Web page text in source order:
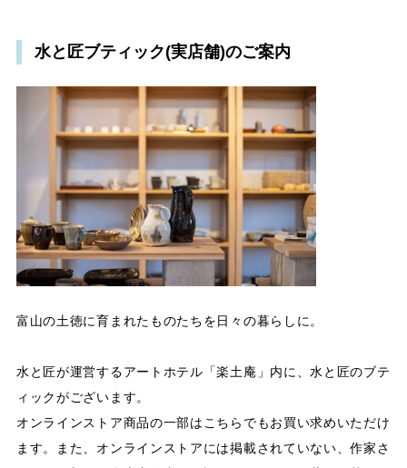
水と匠ブティック(実店舗)のご案内
富山の土徳に育まれたものたちを日々の暮らしに。
水と匠が運営するアートホテル「楽土庵」内に、水と匠のブテ
ィックがございます。
オンラインストア商品の一部はこちらでもお買い求めいただけ
ます。また、オンラインストアには掲載されていない、作家さ